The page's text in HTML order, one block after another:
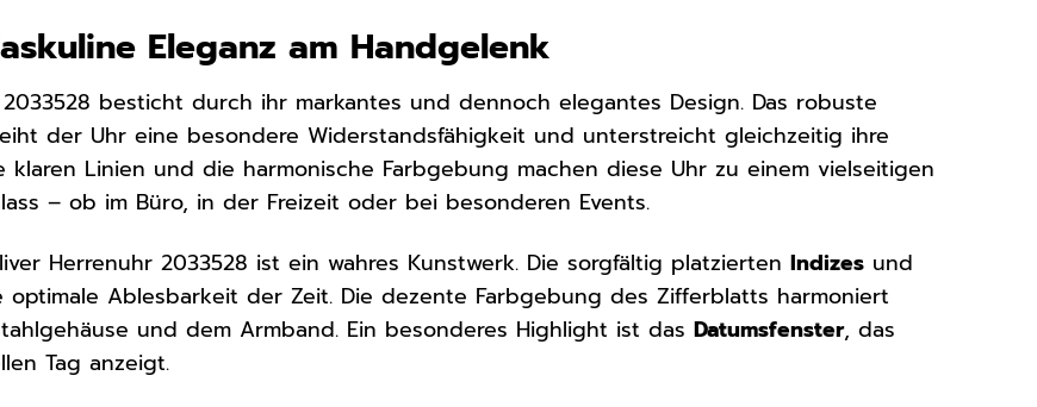
Eleganz am Handgelenk
besticht durch ihr markantes und dennoch elegantes Design. Das robuste
der Uhr eine besondere Widerstandsfähigkeit und unterstreicht gleichzeitig ihre
klaren Linien und die harmonische Farbgebung machen diese Uhr zu einem vielseitigen
– ob im Büro, in der Freizeit oder bei besonderen Events.
Herrenuhr 2033528 ist ein wahres Kunstwerk. Die sorgfältig platziertenIndizes und
Ablesbarkeit der Zeit. Die dezente Farbgebung des Zifferblatts harmoniert
und dem Armband. Ein besonderes Highlight ist dasDatumsfenster, das
Tag anzeigt.